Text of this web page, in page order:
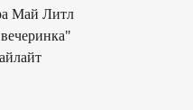
Май Литл